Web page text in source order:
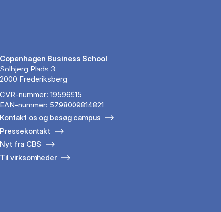
Copenhagen Business School
Solbjerg Plads 3
2000 Frederiksberg
CVR-nummer: 19596915
EAN-nummer: 5798009814821
Kontakt os og besøg campus
Pressekontakt
Nyt fra CBS
Til virksomheder